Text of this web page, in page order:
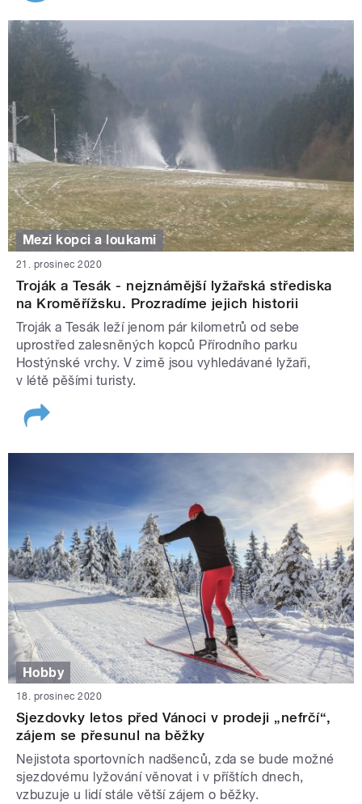
Mezi kopci a loukami
21. prosinec 2020
Troják a Tesák - nejznámější lyžařská střediska
na Kroměřížsku. Prozradíme jejich historii
Troják a Tesák leží jenom pár kilometrů od sebe
uprostřed zalesněných kopců Přírodního parku
Hostýnské vrchy. V zimě jsou vyhledávané lyžaři,
v létě pěšími turisty.
Hobby
18. prosinec 2020
Sjezdovky letos před Vánoci v prodeji „nefrčí“,
zájem se přesunul na běžky
Nejistota sportovních nadšenců, zda se bude možné
sjezdovému lyžování věnovat i v příštích dnech,
vzbuzuje u lidí stále větší zájem o běžky.